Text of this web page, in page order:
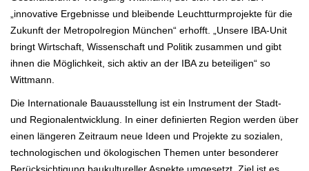
„innovative Ergebnisse und bleibende Leuchtturmprojekte für die
Zukunft der Metropolregion München“ erhofft. „Unsere IBA-Unit
bringt Wirtschaft, Wissenschaft und Politik zusammen und gibt
ihnen die Möglichkeit, sich aktiv an der IBA zu beteiligen“ so
Wittmann.
Die Internationale Bauausstellung ist ein Instrument der Stadt-
und Regionalentwicklung. In einer definierten Region werden über
einen längeren Zeitraum neue Ideen und Projekte zu sozialen,
technologischen und ökologischen Themen unter besonderer